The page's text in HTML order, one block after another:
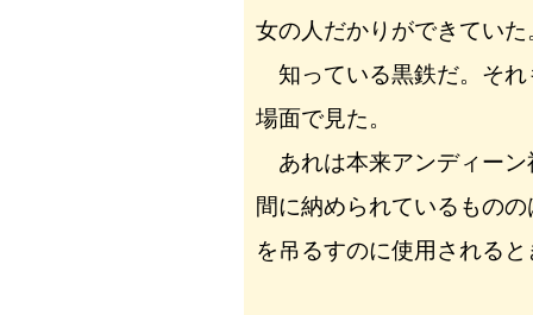
女の人だかりができていた
知っている黒鉄だ。それ
場面で見た。
あれは本来アンディーン
間に納められているもの
を吊るすのに使用される